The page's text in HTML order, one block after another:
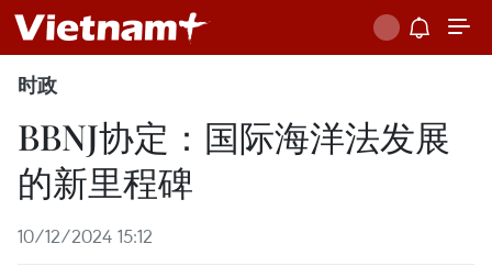
时政
BBNJ协定：国际海洋法发展
的新里程碑
10/12/2024 15:12